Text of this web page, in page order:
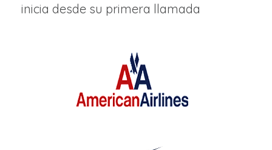
inicia desde su primera llamada